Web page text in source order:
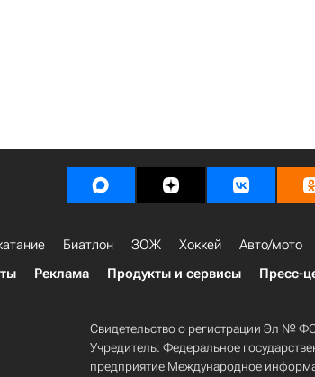
Биатлон ЗОЖ Хоккей Авто/мото
Реклама Продукты и сервисы Пресс-
Свидетельство о регистрации Эл №
Учредитель: Федеральное
предприятие Международное